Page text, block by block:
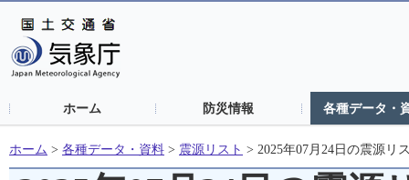
ホーム 防災情報 各種データ・
ホーム > 各種データ・資料 > 震源リスト > 2025年07月24日の震源リ